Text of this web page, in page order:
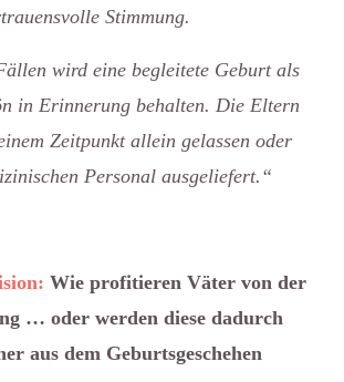
Stimmung.
wird eine begleitete Geburt als
in Erinnerung behalten. Die Eltern
Zeitpunkt allein gelassen oder
Personal ausgeliefert.“
Wie profitieren Väter von der
… oder werden diese dadurch
aus dem Geburtsgeschehen